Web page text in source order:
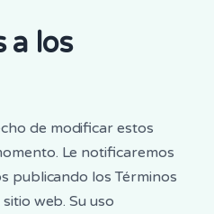
a los
de modificar estos
Le notificaremos
publicando los Términos
web. Su uso